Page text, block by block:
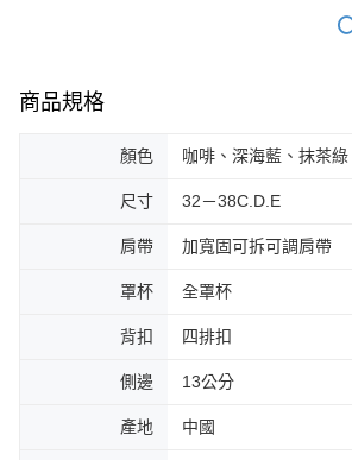
商品規格
顏色 咖啡、深海藍、抹茶綠
尺寸 32－38C.D.E
肩帶 加寬固可拆可調肩帶
罩杯 全罩杯
背扣 四排扣
側邊 13公分
產地 中國